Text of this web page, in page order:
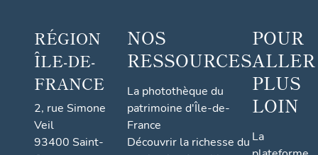
RÉGION
ÎLE-DE-
FRANCE
2, rue Simone
Veil
93400 Saint-
NOS
RESSOURCES
La photothèque du
patrimoine d'Île-de-
France
Découvrir la richesse du
POUR
ALLER
PLUS
LOIN
La